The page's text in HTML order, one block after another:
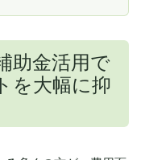
助金活用で
を大幅に抑